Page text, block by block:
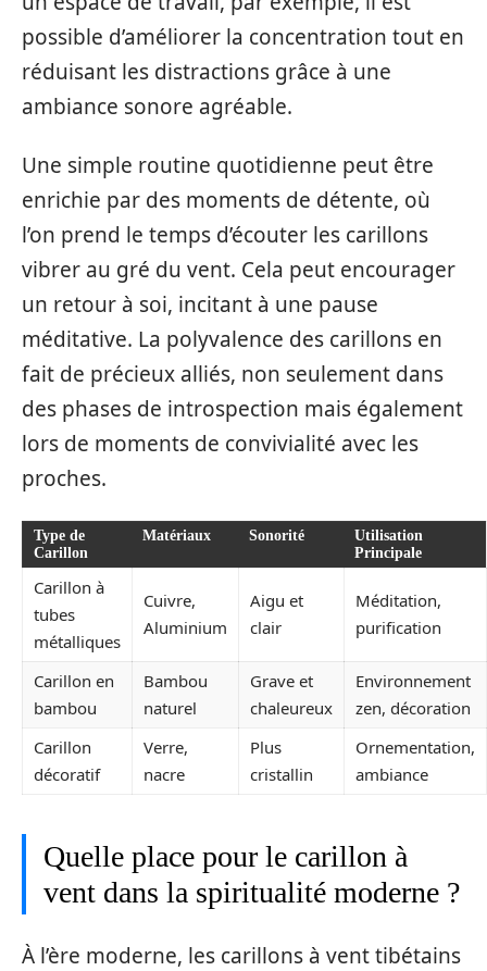
possible d’améliorer la concentration tout en
réduisant les distractions grâce à une
ambiance sonore agréable.
Une simple routine quotidienne peut être
enrichie par des moments de détente, où
l’on prend le temps d’écouter les carillons
vibrer au gré du vent. Cela peut encourager
un retour à soi, incitant à une pause
méditative. La polyvalence des carillons en
fait de précieux alliés, non seulement dans
des phases de introspection mais également
lors de moments de convivialité avec les
proches.
Type de
Carillon
Matériaux Sonorité
Utilisation
Principale
Carillon à
tubes
métalliques
Cuivre,
Aluminium
Aigu et
clair
Méditation,
purification
Carillon en
bambou
Bambou
naturel
Grave et
chaleureux
Environnement
zen, décoration
Carillon
décoratif
Verre,
nacre
Plus
cristallin
Ornementation,
ambiance
Quelle place pour le carillon à
vent dans la spiritualité moderne ?
À l’ère moderne, les carillons à vent tibétains